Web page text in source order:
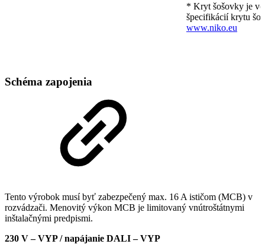
* Kryt šošovky je
špecifikácií krytu
www.niko.eu
Schéma zapojenia
Tento výrobok musí byť zabezpečený max. 16 A ističom (MCB) v
rozvádzači. Menovitý výkon MCB je limitovaný vnútroštátnymi
inštalačnými predpismi.
230 V – VYP / napájanie DALI – VYP